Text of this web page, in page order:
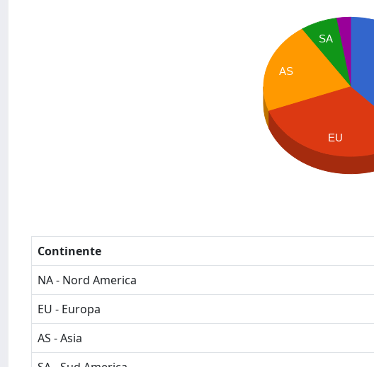
SA
AS
EU
Continente
NA - Nord America
EU - Europa
AS - Asia